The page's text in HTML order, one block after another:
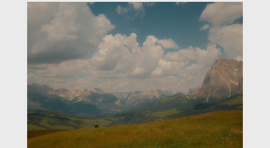
Arrivo
Partenza
adulti (o)